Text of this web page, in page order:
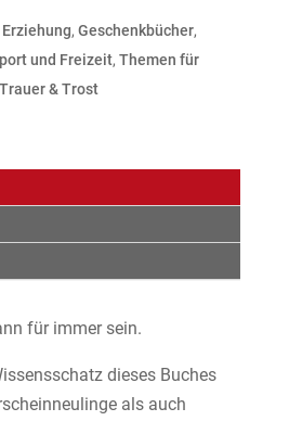
, Geschenkbücher,
und Freizeit, Themen für
& Trost
für immer sein.
dieses Buches
als auch